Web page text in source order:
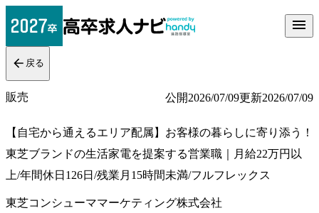
戻る
販売 公開2026/07/09更新2026/07/09
【自宅から通えるエリア配属】お客様の暮らしに寄り添う！
東芝ブランドの生活家電を提案する営業職｜月給22万円以
上/年間休日126日/残業月15時間未満/フルフレックス
東芝コンシューママーケティング株式会社